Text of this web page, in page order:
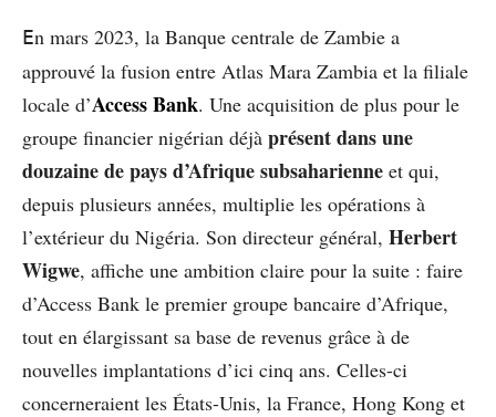
En mars 2023, la Banque centrale de Zambie a
approuvé la fusion entre Atlas Mara Zambia et la filiale
locale d’Access Bank. Une acquisition de plus pour le
groupe financier nigérian déjà présent dans une
douzaine de pays d’Afrique subsaharienne et qui,
depuis plusieurs années, multiplie les opérations à
l’extérieur du Nigéria. Son directeur général, Herbert
Wigwe, affiche une ambition claire pour la suite : faire
d’Access Bank le premier groupe bancaire d’Afrique,
tout en élargissant sa base de revenus grâce à de
nouvelles implantations d’ici cinq ans. Celles-ci
concerneraient les États-Unis, la France, Hong Kong et